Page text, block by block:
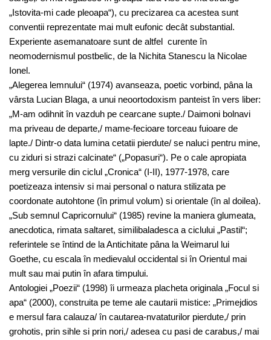
„Istovita-mi cade pleoapa“), cu precizarea ca acestea sunt
conventii reprezentate mai mult eufonic decât substantial.
Experiente asemanatoare sunt de altfel curente în
neomodernismul postbelic, de la Nichita Stanescu la Nicolae
Ionel.
„Alegerea lemnului“ (1974) avanseaza, poetic vorbind, pâna la
vârsta Lucian Blaga, a unui neoortodoxism panteist în vers liber:
„M-am odihnit în vazduh pe cearcane supte./ Daimoni bolnavi
ma priveau de departe,/ mame-fecioare torceau fuioare de
lapte./ Dintr-o data lumina cetatii pierdute/ se naluci pentru mine,
cu ziduri si strazi calcinate“ („Popasuri“). Pe o cale apropiata
merg versurile din ciclul „Cronica“ (I-II), 1977-1978, care
poetizeaza intensiv si mai personal o natura stilizata pe
coordonate autohtone (în primul volum) si orientale (în al doilea).
„Sub semnul Capricornului“ (1985) revine la maniera glumeata,
anecdotica, rimata saltaret, similibaladesca a ciclului „Pastil“;
referintele se întind de la Antichitate pâna la Weimarul lui
Goethe, cu escala în medievalul occidental si în Orientul mai
mult sau mai putin în afara timpului.
Antologiei „Poezii“ (1998) îi urmeaza placheta originala „Focul si
apa“ (2000), construita pe teme ale cautarii mistice: „Primejdios
e mersul fara calauza/ în cautarea-nvataturilor pierdute,/ prin
grohotis, prin sihle si prin nori,/ adesea cu pasi de carabus,/ mai